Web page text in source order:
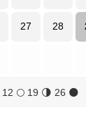
27 28
12 🌕19 🌗 26 🌑